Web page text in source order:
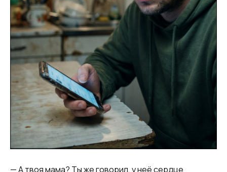
— А твоя мама? Ты же говорил, у неё сердце